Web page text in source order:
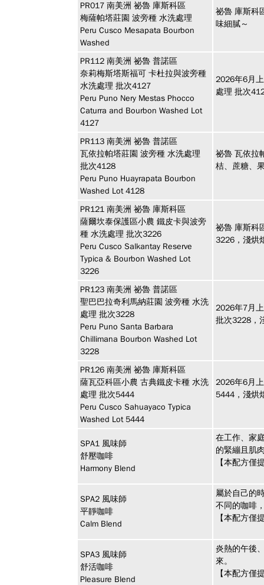
PR017 南美洲 祕魯 庫斯科區
梅薩帕塔莊園 波旁種 水洗處理
Peru Cusco Mesapata Bourbon
Washed
祕魯 庫斯科
味細膩～
PR112 南美洲 祕魯 普諾區
奈莉梅斯塔斯福可 卡杜拉與波旁種
水洗處理 批次4127
Peru Puno Nery Mestas Phocco
Caturra and Bourbon Washed Lot
4127
2026年6月
處理 批次
PR113 南美洲 祕魯 普諾區
瓦依拉帕塔莊園 波旁種 水洗處理
批次4128
Peru Puno Huayrapata Bourbon
Washed Lot 4128
祕魯 瓦依拉
桔、蔗糖、
PR121 南美洲 祕魯 庫斯科區
薩爾坎泰保護區小農 鐵皮卡與波旁
種 水洗處理 批次3226
Peru Cusco Salkantay Reserve
Typica & Bourbon Washed Lot
3226
祕魯 庫斯科
3226，淺烘
PR123 南美洲 祕魯 普諾區
聖巴巴拉奇利馬納莊園 波旁種 水洗
處理 批次3228
Peru Puno Santa Barbara
Chillimana Bourbon Washed Lot
3228
2026年7月
批次3228，
PR126 南美洲 祕魯 庫斯科區
薩瓦亞科區小農 古典鐵皮卡種 水洗
處理 批次5444
Peru Cusco Sahuayaco Typica
Washed Lot 5444
2026年6月
5444，淺烘
SPA1 風味師
舒壓咖啡
Harmony Blend
在工作、家
的緊繃且肌
【本配方僅
SPA2 風味師
平靜咖啡
Calm Blend
屬於自己的
不同的咖啡
【本配方僅
SPA3 風味師
舒活咖啡
Pleasure Blend
炎熱的午後
來。
【本配方僅